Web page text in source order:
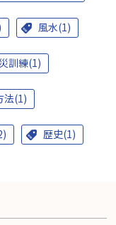
風水(1)
訓練(1)
法(1)
歴史(1)